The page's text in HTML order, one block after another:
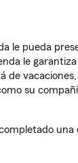
le pueda
le
de
su